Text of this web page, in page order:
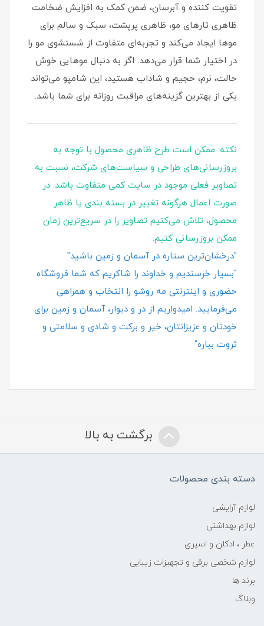
تقویت‌ کننده و آبرسان، ضمن کمک به افزایش ضخامت
ظاهری تارهای مو، ظاهری پرپشت، سبک و سالم برای
موها ایجاد می‌کند و تجربه‌ای متفاوت از شستشوی مو را
در اختیار شما قرار می‌دهد. اگر به دنبال موهایی خوش‌
حالت، نرم، حجیم و شاداب هستید، این شامپو می‌تواند
یکی از بهترین گزینه‌های مراقبت روزانه برای شما باشد.
نکته: ممکن است طرح ظاهری محصول با توجه به
بروزرسانی‌های طراحی و سیاست‌های شرکت، نسبت به
تصاویر فعلی موجود در سایت کمی متفاوت باشد. در
صورت اعمال هرگونه تغییر در بسته‌ بندی یا ظاهر
محصول، تلاش می‌کنیم تصاویر را در سریع‌ترین زمان
ممکن بروزرسانی کنیم.
"درخشان‌ترین ستاره در آسمان و زمین باشید"
"بسیار خرسندیم و خداوند را شاکریم که شما فروشگاه
حضوری و اینترنتی مه روشو را انتخاب و همراهی
می‌فرمایید. امیدواریم از در و دیوار، آسمان و زمین برای
خودتان و عزیزانتان، خیر و برکت و شادی و سلامتی و
ثروت بباره"
برگشت به بالا
دسته بندی محصولات
لوازم آرایشی
لوازم بهداشتی
عطر ، ادکلن و اسپری
لوازم شخصی برقی و تجهیزات زیبایی
برند ها
وبلاگ